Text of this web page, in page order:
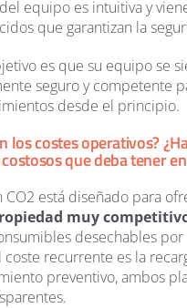
equipo es intuitiva y
que garantizan la
es que su equipo se
seguro y competente
desde el principio.
los costes operativos?
que deba tener
CO2 está diseñado para
muy
desechables
recurrente es la
preventivo, ambos